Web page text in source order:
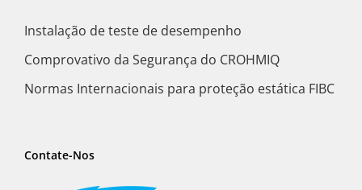
Instalação de teste de desempenho
Comprovativo da Segurança do CROHMIQ
Normas Internacionais para proteção estática FIBC
Contate-Nos